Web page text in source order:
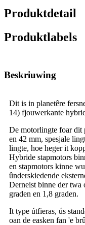
Produktdetail
Produktlabels
Beskriuwing
Dit is in planetêre
14) fjouwerkante
De motorlingte foar dit
en 42 mm, spesjale
lingte, hoe heger it
Hybride stapmotors
en stapmotors kinne
ûnderskiedende
Derneist binne der twa
graden en 1,8 graden.
It type útfieras, ús
oan de easken fan 'e